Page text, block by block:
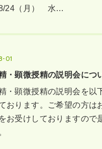
24（月） 水…
01
・顕微授精の説明会につ
・顕微授精の説明会を以
おります。ご希望の方は
お受けしておりますので